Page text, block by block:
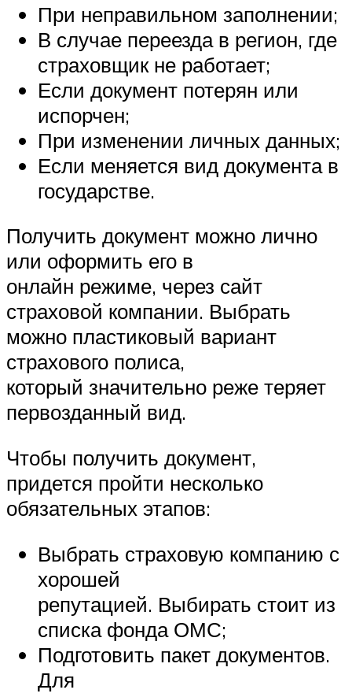
При неправильном заполнении;
В случае переезда в регион, где
страховщик не работает;
Если документ потерян или
испорчен;
При изменении личных данных;
Если меняется вид документа в
государстве.
Получить документ можно лично
или оформить его в
онлайн режиме, через сайт
страховой компании. Выбрать
можно пластиковый вариант
страхового полиса,
который значительно реже теряет
первозданный вид.
Чтобы получить документ,
придется пройти несколько
обязательных этапов:
Выбрать страховую компанию с
хорошей
репутацией. Выбирать стоит из
списка фонда ОМС;
Подготовить пакет документов.
Для